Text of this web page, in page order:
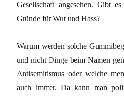
Gesellschaft angesehen. Gibt
Gründe für Wut und Hass?
Warum werden solche
und nicht Dinge beim Namen
Antisemitismus oder welche
auch immer. Da kann man